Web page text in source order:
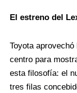
El estreno del
Toyota
centro para
esta filosofía: el
tres filas